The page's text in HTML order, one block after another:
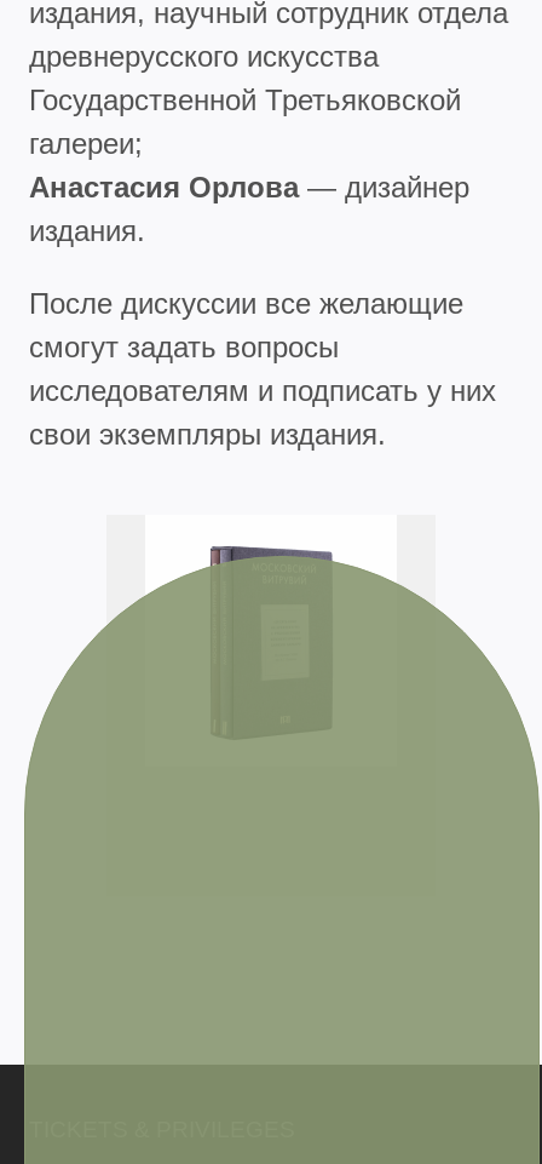
издания, научный сотрудник отдела
древнерусского искусства
Государственной Третьяковской
галереи;
Анастасия Орлова— дизайнер
издания.
После дискуссии все желающие
смогут задать вопросы
исследователям и подписать у них
свои экземпляры издания.